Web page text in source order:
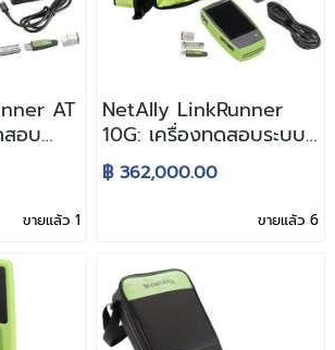
AT
อบ
อ
ขายแล้ว 1
NetAlly LinkRunner
10G: เครื่องทดสอบระบบ
เครือข่ายอัฉริยะ
฿ 362,000.00
ขายแล้ว 6